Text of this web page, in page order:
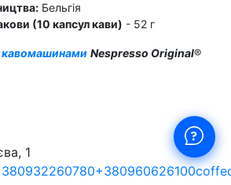
Бельгія
(10 капсул кави) - 52 г
кавомашинами Nespresso Original®
1
+380960626100